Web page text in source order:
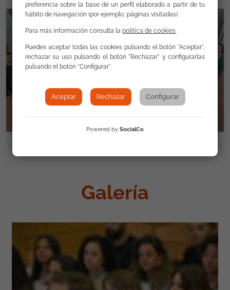
Galería
preferencia sobre la base de un perfil elaborado a partir de tu
hábito de navegación (por ejemplo, páginas visitadas).
Para más información consulta la política de cookies.
Puedes aceptar todas las cookies pulsando el botón "Aceptar",
rechazar su uso pulsando el botón "Rechazar" y configurarlas
pulsando el botón "Configurar".
Aceptar Rechazar Configurar
Powered by SocialCo